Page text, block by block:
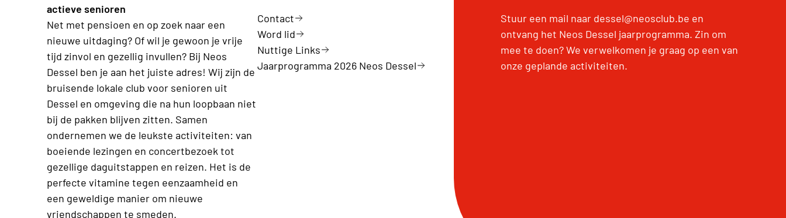
actieve senioren
Net met pensioen en op zoek naar een
nieuwe uitdaging? Of wil je gewoon je vrije
tijd zinvol en gezellig invullen? Bij Neos
Dessel ben je aan het juiste adres! Wij zijn de
bruisende lokale club voor senioren uit
Dessel en omgeving die na hun loopbaan niet
bij de pakken blijven zitten. Samen
ondernemen we de leukste activiteiten: van
boeiende lezingen en concertbezoek tot
gezellige daguitstappen en reizen. Het is de
perfecte vitamine tegen eenzaamheid en
een geweldige manier om nieuwe
vriendschappen te smeden.
Contact
Word lid
Nuttige Links
Jaarprogramma 2026 Neos Dessel
Stuur een mail naar dessel@neosclub.be en
ontvang het Neos Dessel jaarprogramma. Zin om
mee te doen? We verwelkomen je graag op een van
onze geplande activiteiten.